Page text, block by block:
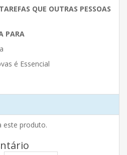
QUE OUTRAS PESSOAS
PARA
é Essencial
este produto.